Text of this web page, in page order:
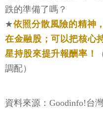
跌的準備了嗎？
★依照分散風險的精神
在金融股；可以把核心
星持股來提升報酬率！
調配）
資料來源：Goodinfo!台